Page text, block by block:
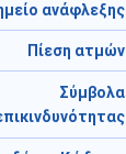
ανάφλεξης
Πίεση ατμών
Σύμβολα